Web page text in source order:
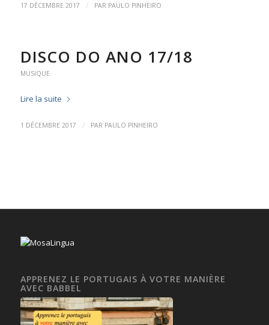
17 DÉCEMBRE 2017 / PAR PAULO PINHEIRO
DISCO DO ANO 17/18
MUSIQUE
Lire la suite
1 DÉCEMBRE 2017 / PAR PAULO PINHEIRO
APPRENEZ LE PORTUGAIS À VOTRE MANIÈRE
AVEC BABBEL